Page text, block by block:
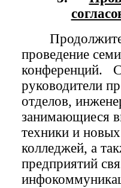
проведение
конференций.
руководители
отделов,
занимающиеся
техники и
колледжей, а
предприятий